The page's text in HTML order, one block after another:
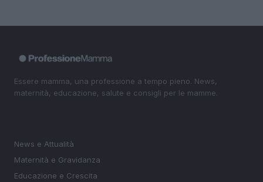
Essere mamma, una professione a tempo pieno. News,
maternità, educazione, salute e consigli per le mamme.
News e Attualità
Maternità e Gravidanza
Educazione e Crescita